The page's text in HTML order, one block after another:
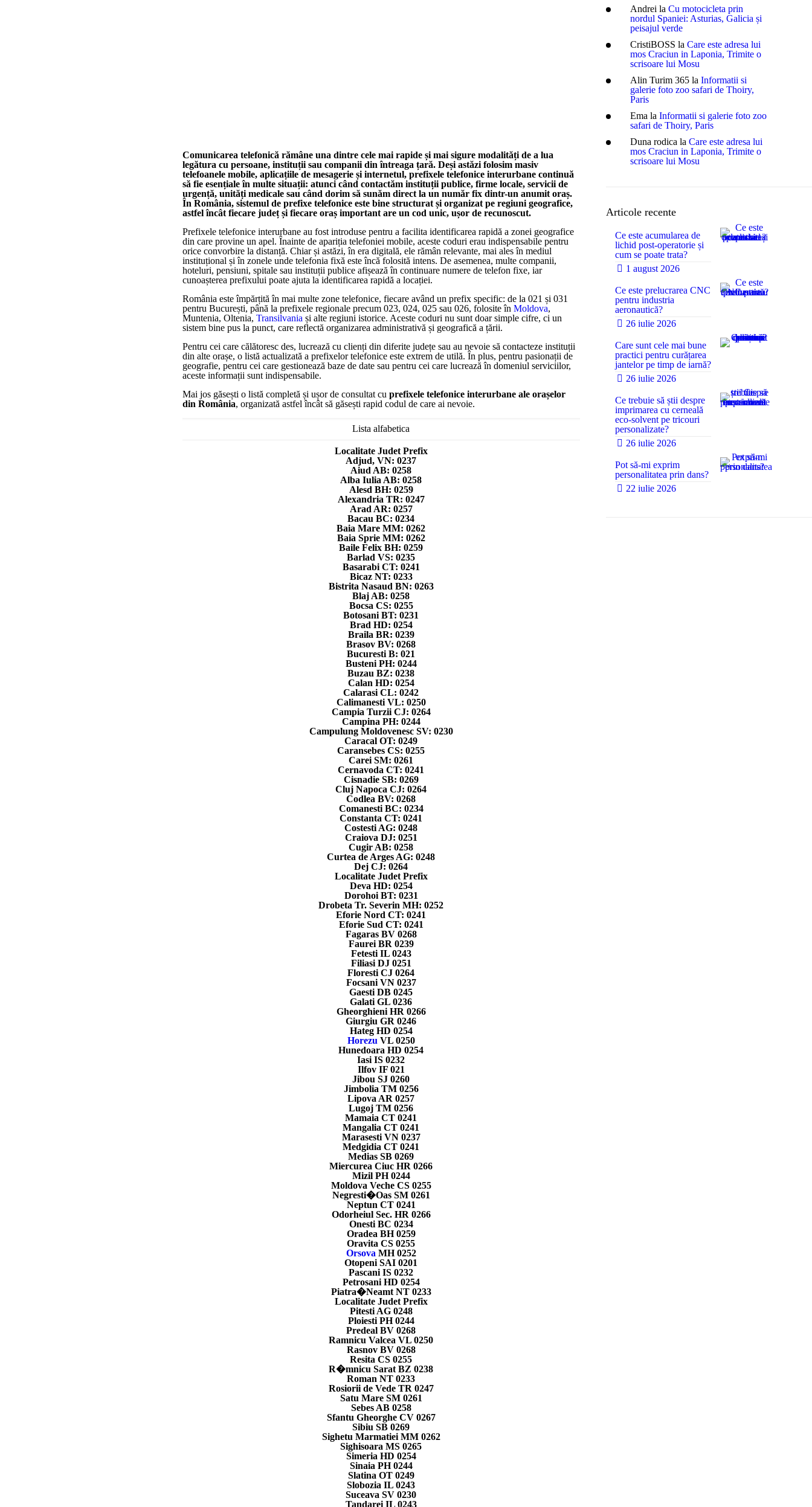
Comunicarea telefonică rămâne una dintre cele mai rapide și mai sigure modalități de a lua
legătura cu persoane, instituții sau companii din întreaga țară. Deși astăzi folosim masiv
telefoanele mobile, aplicațiile de mesagerie și internetul, prefixele telefonice interurbane continuă
să fie esențiale în multe situații: atunci când contactăm instituții publice, firme locale, servicii de
urgență, unități medicale sau când dorim să sunăm direct la un număr fix dintr-un anumit oraș.
În România, sistemul de prefixe telefonice este bine structurat și organizat pe regiuni geografice,
astfel încât fiecare județ și fiecare oraș important are un cod unic, ușor de recunoscut.
Prefixele telefonice interurbane au fost introduse pentru a facilita identificarea rapidă a zonei geografice
din care provine un apel. Înainte de apariția telefoniei mobile, aceste coduri erau indispensabile pentru
orice convorbire la distanță. Chiar și astăzi, în era digitală, ele rămân relevante, mai ales în mediul
instituțional și în zonele unde telefonia fixă este încă folosită intens. De asemenea, multe companii,
hoteluri, pensiuni, spitale sau instituții publice afișează în continuare numere de telefon fixe, iar
cunoașterea prefixului poate ajuta la identificarea rapidă a locației.
România este împărțită în mai multe zone telefonice, fiecare având un prefix specific: de la 021 și 031
pentru București, până la prefixele regionale precum 023, 024, 025 sau 026, folosite în Moldova,
Muntenia, Oltenia, Transilvania și alte regiuni istorice. Aceste coduri nu sunt doar simple cifre, ci un
sistem bine pus la punct, care reflectă organizarea administrativă și geografică a țării.
Pentru cei care călătoresc des, lucrează cu clienți din diferite județe sau au nevoie să contacteze instituții
din alte orașe, o listă actualizată a prefixelor telefonice este extrem de utilă. În plus, pentru pasionații de
geografie, pentru cei care gestionează baze de date sau pentru cei care lucrează în domeniul serviciilor,
aceste informații sunt indispensabile.
Mai jos găsești o listă completă și ușor de consultat cu prefixele telefonice interurbane ale orașelor
din România, organizată astfel încât să găsești rapid codul de care ai nevoie.
Lista alfabetica
Localitate Judet Prefix
Adjud, VN: 0237
Aiud AB: 0258
Alba Iulia AB: 0258
Alesd BH: 0259
Alexandria TR: 0247
Arad AR: 0257
Bacau BC: 0234
Baia Mare MM: 0262
Baia Sprie MM: 0262
Baile Felix BH: 0259
Barlad VS: 0235
Basarabi CT: 0241
Bicaz NT: 0233
Bistrita Nasaud BN: 0263
Blaj AB: 0258
Bocsa CS: 0255
Botosani BT: 0231
Brad HD: 0254
Braila BR: 0239
Brasov BV: 0268
Bucuresti B: 021
Busteni PH: 0244
Buzau BZ: 0238
Calan HD: 0254
Calarasi CL: 0242
Calimanesti VL: 0250
Campia Turzii CJ: 0264
Campina PH: 0244
Campulung Moldovenesc SV: 0230
Caracal OT: 0249
Caransebes CS: 0255
Carei SM: 0261
Cernavoda CT: 0241
Cisnadie SB: 0269
Cluj Napoca CJ: 0264
Codlea BV: 0268
Comanesti BC: 0234
Constanta CT: 0241
Costesti AG: 0248
Craiova DJ: 0251
Cugir AB: 0258
Curtea de Arges AG: 0248
Dej CJ: 0264
Localitate Judet Prefix
Deva HD: 0254
Dorohoi BT: 0231
Drobeta Tr. Severin MH: 0252
Eforie Nord CT: 0241
Eforie Sud CT: 0241
Fagaras BV 0268
Faurei BR 0239
Fetesti IL 0243
Filiasi DJ 0251
Floresti CJ 0264
Focsani VN 0237
Gaesti DB 0245
Galati GL 0236
Gheorghieni HR 0266
Giurgiu GR 0246
Hateg HD 0254
Horezu VL 0250
Hunedoara HD 0254
Iasi IS 0232
Ilfov IF 021
Jibou SJ 0260
Jimbolia TM 0256
Lipova AR 0257
Lugoj TM 0256
Mamaia CT 0241
Mangalia CT 0241
Marasesti VN 0237
Medgidia CT 0241
Medias SB 0269
Miercurea Ciuc HR 0266
Mizil PH 0244
Moldova Veche CS 0255
Negresti�Oas SM 0261
Neptun CT 0241
Odorheiul Sec. HR 0266
Onesti BC 0234
Oradea BH 0259
Oravita CS 0255
Orsova MH 0252
Otopeni SAI 0201
Pascani IS 0232
Petrosani HD 0254
Piatra�Neamt NT 0233
Localitate Judet Prefix
Pitesti AG 0248
Ploiesti PH 0244
Predeal BV 0268
Ramnicu Valcea VL 0250
Rasnov BV 0268
Resita CS 0255
R�mnicu Sarat BZ 0238
Roman NT 0233
Rosiorii de Vede TR 0247
Satu Mare SM 0261
Sebes AB 0258
Sfantu Gheorghe CV 0267
Sibiu SB 0269
Sighetu Marmatiei MM 0262
Sighisoara MS 0265
Simeria HD 0254
Sinaia PH 0244
Slatina OT 0249
Slobozia IL 0243
Suceava SV 0230
Tandarei IL 0243
Andrei la Cu motocicleta prin
nordul Spaniei: Asturias, Galicia și
peisajul verde
CristiBOSS la Care este adresa lui
mos Craciun in Laponia, Trimite o
scrisoare lui Mosu
Alin Turim 365 la Informatii si
galerie foto zoo safari de Thoiry,
Paris
Ema la Informatii si galerie foto zoo
safari de Thoiry, Paris
Duna rodica la Care este adresa lui
mos Craciun in Laponia, Trimite o
scrisoare lui Mosu
Articole recente
Ce este acumularea de
lichid post-operatorie și
cum se poate trata?
1 august 2026
Ce este prelucrarea CNC
pentru industria
aeronautică?
26 iulie 2026
Care sunt cele mai bune
practici pentru curățarea
jantelor pe timp de iarnă?
26 iulie 2026
Ce trebuie să știi despre
imprimarea cu cerneală
eco-solvent pe tricouri
personalizate?
26 iulie 2026
Pot să-mi exprim
personalitatea prin dans?
22 iulie 2026